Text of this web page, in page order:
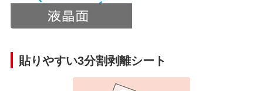
貼りやすい3分割剥離シート